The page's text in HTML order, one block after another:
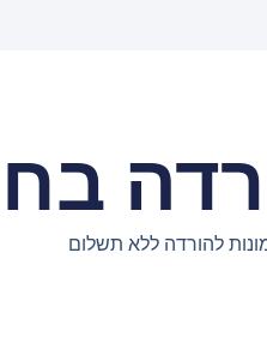
להורדה ללא תשלום